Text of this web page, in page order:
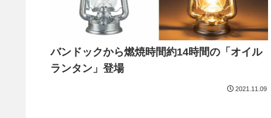
バンドックから燃焼時間約14時間の「オイル
ランタン」登場
2021.11.09